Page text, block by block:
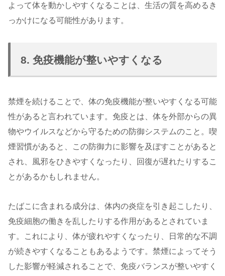
よって体を動かしやすくなることは、生活の質を高めるき
っかけになる可能性があります。
8. 免疫機能が整いやすくなる
禁煙を続けることで、体の免疫機能が整いやすくなる可能
性があると言われています。免疫とは、体を外部からの異
物やウイルスなどから守るための防御システムのこと。喫
煙習慣があると、この防御力に影響を及ぼすことがあると
され、風邪をひきやすくなったり、回復が遅れたりするこ
とがあるかもしれません。
たばこに含まれる成分は、体内の炎症を引き起こしたり、
免疫細胞の働きを乱したりする作用があるとされていま
す。これにより、体が疲れやすくなったり、日常的な不調
が続きやすくなることもあるようです。禁煙によってそう
した影響が軽減されることで、免疫バランスが整いやすく